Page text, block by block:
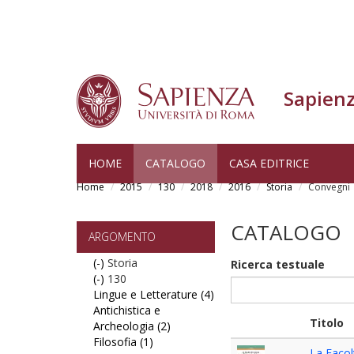
HOME CATALOGO CASA EDITRICE
Home 2015 130 2018 2016 Storia Convegni
ARGOMENTO
(-) Remove
Storia
filter
Storia
(-) Remove
130
filter
130
Lingue e Letterature (4)
Letterature
Antichistica e
Archeologia (2)
Filosofia (1)
CATALOGO
Ricerca testuale
Titolo